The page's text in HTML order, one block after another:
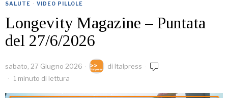
SALUTE · VIDEO PILLOLE
Longevity Magazine – Puntata
del 27/6/2026
sabato, 27 Giugno 2026 di Italpress
1 minuto di lettura